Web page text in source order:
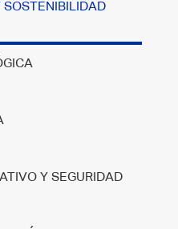
SOSTENIBILIDAD
Y SEGURIDAD